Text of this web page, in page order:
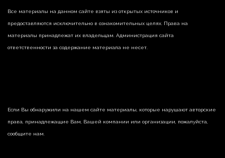
Все материалы на данном сайте взяты из открытых источников и
предоставляются исключительно в ознакомительных целях. Права на
материалы принадлежат их владельцам. Администрация сайта
ответственности за содержание материала не несет.
Если Вы обнаружили на нашем сайте материалы, которые нарушают авторские
права, принадлежащие Вам, Вашей компании или организации, пожалуйста,
сообщите нам.